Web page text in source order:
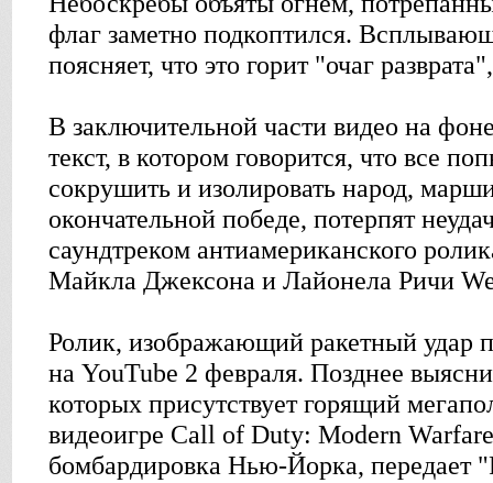
флаг заметно подкоптился.
поясняет, что это горит "очаг
В заключительной части видео на
текст, в котором говорится, что все
сокрушить и изолировать народ,
окончательной победе, потерпят
саундтреком антиамериканского
Майкла Джексона и Лайонела Ричи
Ролик, изображающий ракетный
на YouTube 2 февраля. Позднее
которых присутствует горящий
видеоигре Call of Duty: Modern
бомбардировка Нью-Йорка, передает